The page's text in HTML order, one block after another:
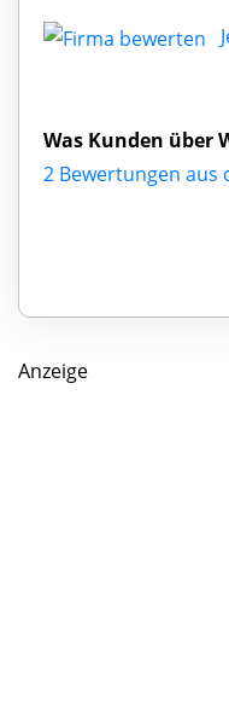
Was Kunden über
2 Bewertungen aus
Anzeige